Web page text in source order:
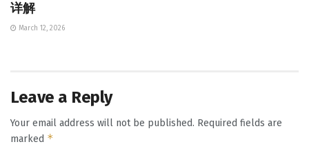
详解
March 12, 2026
Leave a Reply
Your email address will not be published. Required fields are
marked *